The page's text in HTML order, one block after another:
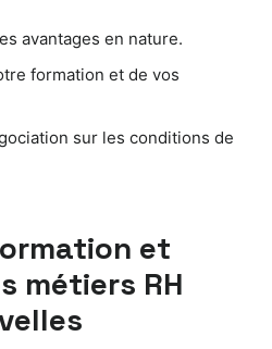
avantages en nature.
formation et de vos
sur les conditions de
et
métiers RH